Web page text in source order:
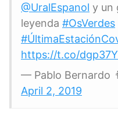
@UralEspanol y un
leyenda #OsVerdes
https://t.co/
— Pablo Bernardo
April 2, 2019